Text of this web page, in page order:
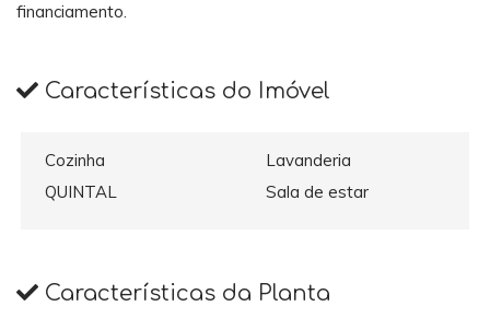
financiamento.
Características do Imóvel
Cozinha
Lavanderia
QUINTAL
Sala de estar
Características da Planta